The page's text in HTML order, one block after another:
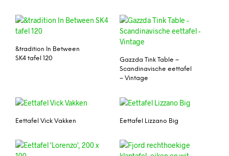
&tradition In Between
SK4 tafel 120
Gazzda Tink Table –
Scandinavische eettafel
– Vintage
Eettafel Vick Vakken Eettafel Lizzano Big